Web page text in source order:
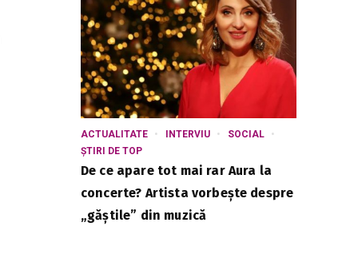
ACTUALITATE INTERVIU
SOCIAL
ȘTIRI DE TOP
De ce apare tot mai rar Aura la
concerte? Artista vorbește despre
„găștile” din muzică